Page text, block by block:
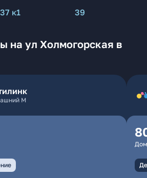
37 к1
39
на ул Холмогорская в
М